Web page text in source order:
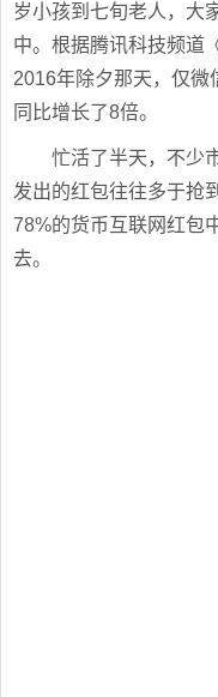
岁小孩到七旬老人，大
中。根据腾讯科技频道
2016年除夕那天，仅微
同比增长了8倍。
忙活了半天，不少
发出的红包往往多于抢
78%的货币互联网红包
去。